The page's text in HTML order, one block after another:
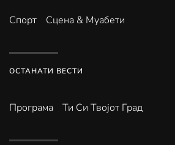
Спорт Сцена & Муабети
ОСТАНАТИ ВЕСТИ
Програма Ти Си Твојот Град